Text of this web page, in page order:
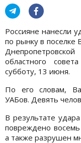
Россияне нанесли
по рынку в поселке
областного
субботу, 13 июня.
По его словам,
УАБов. Девять
В результате
повреждено
а также разрушен